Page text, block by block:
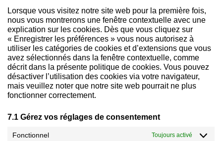
Lorsque vous visitez notre site web pour la première fois,
nous vous montrerons une fenêtre contextuelle avec une
explication sur les cookies. Dès que vous cliquez sur
« Enregistrer les préférences » vous nous autorisez à
utiliser les catégories de cookies et d’extensions que vous
avez sélectionnés dans la fenêtre contextuelle, comme
décrit dans la présente politique de cookies. Vous pouvez
désactiver l’utilisation des cookies via votre navigateur,
mais veuillez noter que notre site web pourrait ne plus
fonctionner correctement.
7.1 Gérez vos réglages de consentement
Fonctionnel Toujours activé